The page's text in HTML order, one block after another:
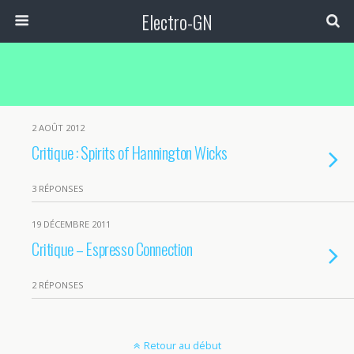
Electro-GN
2 AOÛT 2012
Critique : Spirits of Hannington Wicks
3 RÉPONSES
19 DÉCEMBRE 2011
Critique – Espresso Connection
2 RÉPONSES
Retour au début